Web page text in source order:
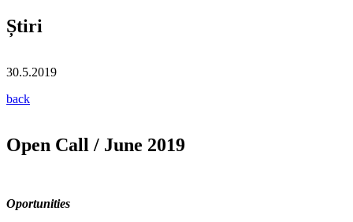
Știri
30.5.2019
back
Open Call / June 2019
Oportunities